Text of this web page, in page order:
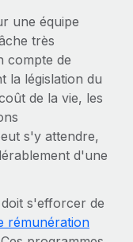
une équipe
très
compte de
la législation du
de la vie, les
s'y attendre,
d'une
s'efforcer de
rémunération